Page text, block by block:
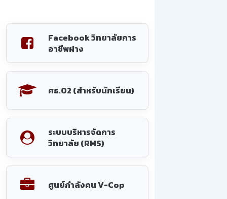
Facebook วิทยาลัยการ
อาชีพฝาง
ศธ.02 (สำหรับนักเรียน)
ระบบบริหารจัดการ
วิทยาลัย (RMS)
ศูนย์กำลังคน V-Cop